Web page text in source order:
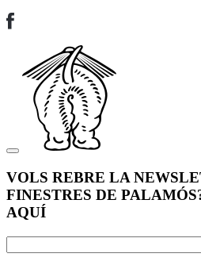
VOLS REBRE LA
FINESTRES DE
AQUÍ